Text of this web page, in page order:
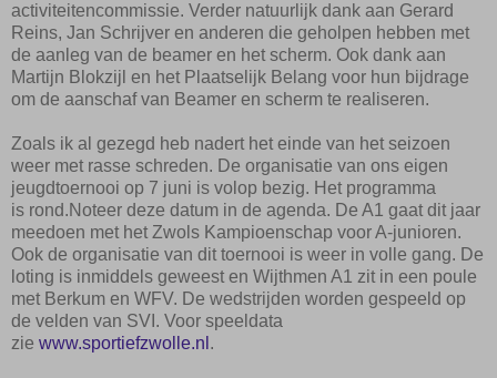
activiteitencommissie. Verder natuurlijk dank aan Gerard
Reins, Jan Schrijver en anderen die geholpen hebben met
de aanleg van de beamer en het scherm. Ook dank aan
Martijn Blokzijl en het Plaatselijk Belang voor hun bijdrage
om de aanschaf van Beamer en scherm te realiseren.
Zoals ik al gezegd heb nadert het einde van het seizoen
weer met rasse schreden. De organisatie van ons eigen
jeugdtoernooi op 7 juni is volop bezig. Het programma
is rond.Noteer deze datum in de agenda. De A1 gaat dit jaar
meedoen met het Zwols Kampioenschap voor A-junioren.
Ook de organisatie van dit toernooi is weer in volle gang. De
loting is inmiddels geweest en Wijthmen A1 zit in een poule
met Berkum en WFV. De wedstrijden worden gespeeld op
de velden van SVI. Voor speeldata
zie www.sportiefzwolle.nl .